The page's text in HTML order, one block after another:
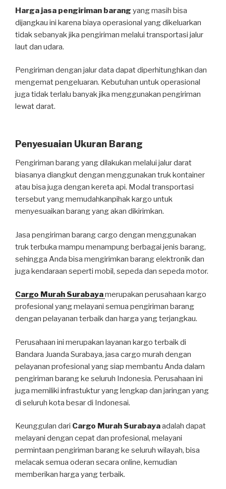
Harga jasa pengiriman barang yang masih bisa
dijangkau ini karena biaya operasional yang dikeluarkan
tidak sebanyak jika pengiriman melalui transportasi jalur
laut dan udara.
Pengiriman dengan jalur data dapat diperhitunghkan dan
mengemat pengeluaran. Kebutuhan untuk operasional
juga tidak terlalu banyak jika menggunakan pengiriman
lewat darat.
Penyesuaian Ukuran Barang
Pengiriman barang yang dilakukan melalui jalur darat
biasanya diangkut dengan menggunakan truk kontainer
atau bisa juga dengan kereta api. Modal transportasi
tersebut yang memudahkanpihak kargo untuk
menyesuaikan barang yang akan dikirimkan.
Jasa pengiriman barang cargo dengan menggunakan
truk terbuka mampu menampung berbagai jenis barang,
sehingga Anda bisa mengirimkan barang elektronik dan
juga kendaraan seperti mobil, sepeda dan sepeda motor.
Cargo Murah Surabayamerupakan perusahaan kargo
profesional yang melayani semua pengiriman barang
dengan pelayanan terbaik dan harga yang terjangkau.
Perusahaan ini merupakan layanan kargo terbaik di
Bandara Juanda Surabaya, jasa cargo murah dengan
pelayanan profesional yang siap membantu Anda dalam
pengiriman barang ke seluruh Indonesia. Perusahaan ini
juga memiliki infrastuktur yang lengkap dan jaringan yang
di seluruh kota besar di Indonesai.
Keunggulan dari Cargo Murah Surabayaadalah dapat
melayani dengan cepat dan profesional, melayani
permintaan pengiriman barang ke seluruh wilayah, bisa
melacak semua oderan secara online, kemudian
memberikan harga yang terbaik.